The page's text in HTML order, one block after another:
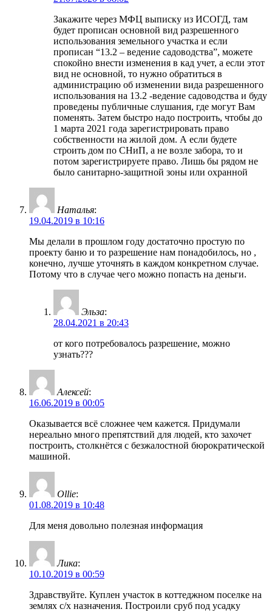
Закажите через МФЦ выписку из ИСОГД, там
будет прописан основной вид разрешенного
использования земельного участка и если
прописан “13.2 – ведение садоводства”, можете
спокойно внести изменения в кад учет, а если этот
вид не основной, то нужно обратиться в
администрацию об изменении вида разрешенного
использования на 13.2 -ведение садоводства и буду
проведены публичные слушания, где могут Вам
поменять. Затем быстро надо построить, чтобы до
1 марта 2021 года зарегистрировать право
собственности на жилой дом. А если будете
строить дом по СНиП, а не возле забора, то и
потом зарегистрируете право. Лишь бы рядом не
было санитарно-защитной зоны или охранной
Наталья:
19.04.2019 в 10:16
Мы делали в прошлом году достаточно простую по
проекту баню и то разрешение нам понадобилось, но ,
конечно, лучше уточнять в каждом конкретном случае.
Потому что в случае чего можно попасть на деньги.
Эльза:
28.04.2021 в 20:43
от кого потребовалось разрешение, можно
узнать???
Алексей:
16.06.2019 в 00:05
Оказывается всё сложнее чем кажется. Придумали
нереально много препятствий для людей, кто захочет
построить, столкнётся с безжалостной бюрократической
машиной.
Ollie:
01.08.2019 в 10:48
Для меня довольно полезная информация
Лика:
10.10.2019 в 00:59
Здравствуйте. Куплен участок в коттеджном поселке на
землях с/х назначения. Построили сруб под усадку